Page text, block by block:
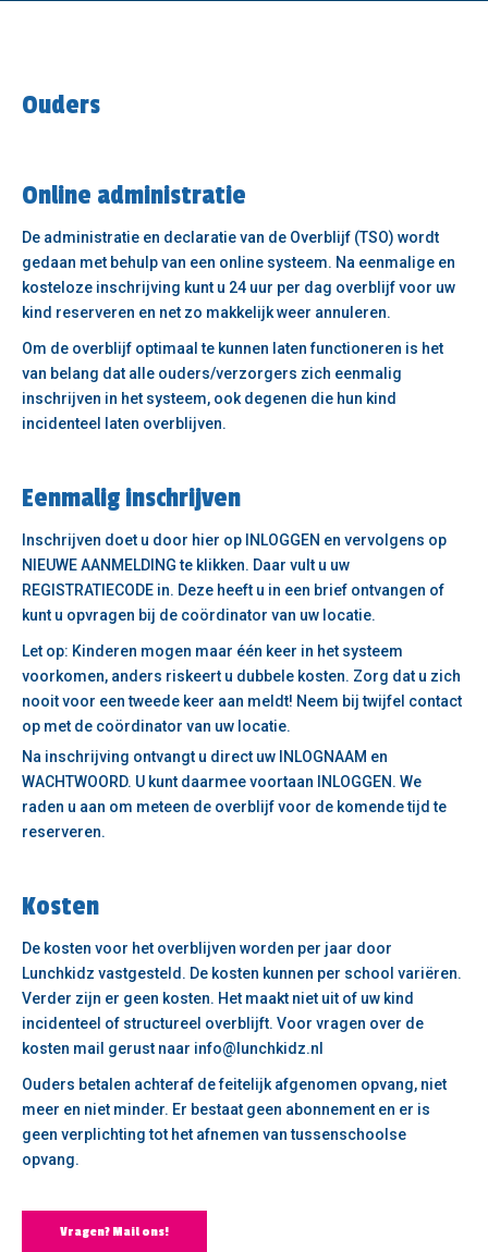
Ouders
Online administratie
De administratie en declaratie van de Overblijf (TSO) wordt
gedaan met behulp van een online systeem. Na eenmalige en
kosteloze inschrijving kunt u 24 uur per dag overblijf voor uw
kind reserveren en net zo makkelijk weer annuleren.
Om de overblijf optimaal te kunnen laten functioneren is het
van belang dat alle ouders/verzorgers zich eenmalig
inschrijven in het systeem, ook degenen die hun kind
incidenteel laten overblijven.
Eenmalig inschrijven
Inschrijven doet u door hier op INLOGGEN en vervolgens op
NIEUWE AANMELDING te klikken. Daar vult u uw
REGISTRATIECODE in. Deze heeft u in een brief ontvangen of
kunt u opvragen bij de coördinator van uw locatie.
Let op: Kinderen mogen maar één keer in het systeem
voorkomen, anders riskeert u dubbele kosten. Zorg dat u zich
nooit voor een tweede keer aan meldt! Neem bij twijfel contact
op met de coördinator van uw locatie.
Na inschrijving ontvangt u direct uw INLOGNAAM en
WACHTWOORD. U kunt daarmee voortaan INLOGGEN. We
raden u aan om meteen de overblijf voor de komende tijd te
reserveren.
Kosten
De kosten voor het overblijven worden per jaar door
Lunchkidz vastgesteld. De kosten kunnen per school variëren.
Verder zijn er geen kosten. Het maakt niet uit of uw kind
incidenteel of structureel overblijft. Voor vragen over de
kosten mail gerust naar info@lunchkidz.nl
Ouders betalen achteraf de feitelijk afgenomen opvang, niet
meer en niet minder. Er bestaat geen abonnement en er is
geen verplichting tot het afnemen van tussenschoolse
opvang.
Vragen? Mail ons!